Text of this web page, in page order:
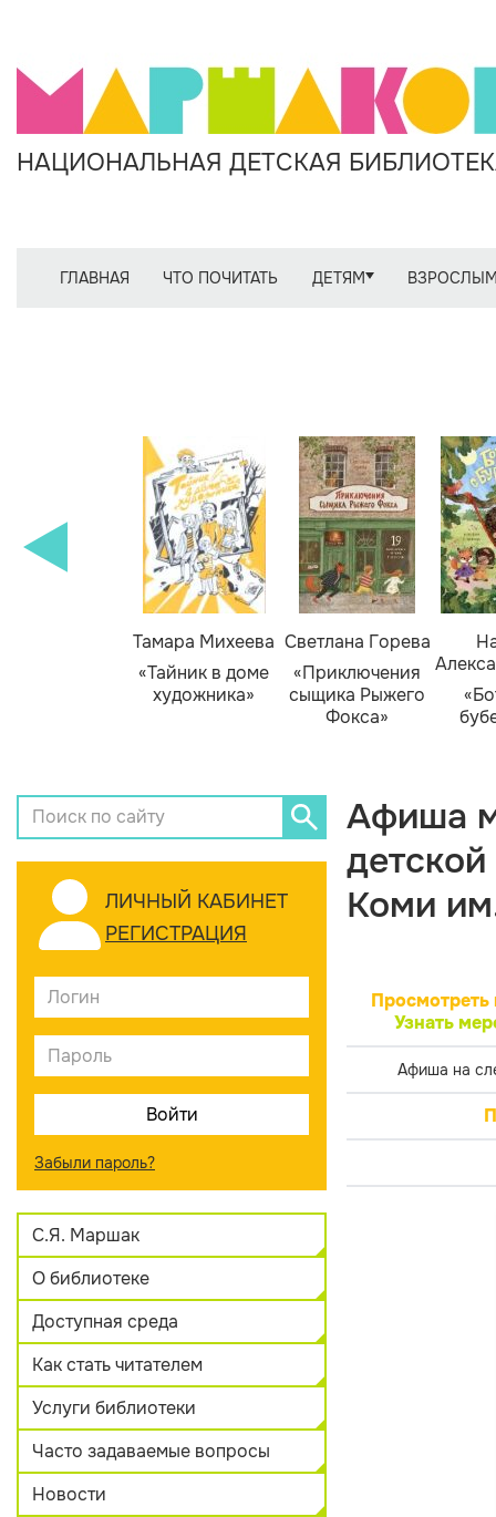
НАЦИОНАЛЬНАЯ ДЕТСКАЯ
ГЛАВНАЯ ЧТО ПОЧИТАТЬ ДЕТЯМ
Тамара Михеева
«Тайник в доме
художника»
Светлана Горева
«Приключения
сыщика Рыжего
Фокса»
ЛИЧНЫЙ КАБИНЕТ
РЕГИСТРАЦИЯ
Забыли пароль?
С.Я. Маршак
О библиотеке
Доступная среда
Как стать читателем
Услуги библиотеки
Часто задаваемые вопросы
Новости
Афиша
Коми
Просмотреть
Узнать
Афиша на